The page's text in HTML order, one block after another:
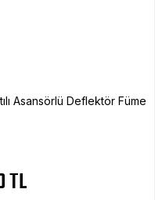
Asansörlü Deflektör Füme
TL